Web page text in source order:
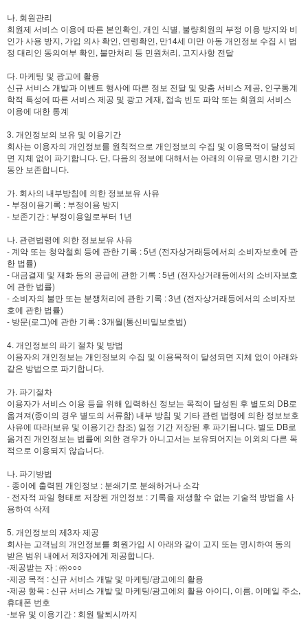
나. 회원관리
회원제 서비스 이용에 따른 본인확인, 개인 식별, 불량회원의 부정 이용 방지와 비
인가 사용 방지, 가입 의사 확인, 연령확인, 만14세 미만 아동 개인정보 수집 시 법
정 대리인 동의여부 확인, 불만처리 등 민원처리, 고지사항 전달
다. 마케팅 및 광고에 활용
신규 서비스 개발과 이벤트 행사에 따른 정보 전달 및 맞춤 서비스 제공, 인구통계
학적 특성에 따른 서비스 제공 및 광고 게재, 접속 빈도 파악 또는 회원의 서비스
이용에 대한 통계
3. 개인정보의 보유 및 이용기간
회사는 이용자의 개인정보를 원칙적으로 개인정보의 수집 및 이용목적이 달성되
면 지체 없이 파기합니다. 단, 다음의 정보에 대해서는 아래의 이유로 명시한 기간
동안 보존합니다.
가. 회사의 내부방침에 의한 정보보유 사유
- 부정이용기록 : 부정이용 방지
- 보존기간 : 부정이용일로부터 1년
나. 관련법령에 의한 정보보유 사유
- 계약 또는 청약철회 등에 관한 기록 : 5년 (전자상거래등에서의 소비자보호에 관
한 법률)
- 대금결제 및 재화 등의 공급에 관한 기록 : 5년 (전자상거래등에서의 소비자보호
에 관한 법률)
- 소비자의 불만 또는 분쟁처리에 관한 기록 : 3년 (전자상거래등에서의 소비자보
호에 관한 법률)
- 방문(로그)에 관한 기록 : 3개월(통신비밀보호법)
4. 개인정보의 파기 절차 및 방법
이용자의 개인정보는 개인정보의 수집 및 이용목적이 달성되면 지체 없이 아래와
같은 방법으로 파기합니다.
가. 파기절차
이용자가 서비스 이용 등을 위해 입력하신 정보는 목적이 달성된 후 별도의 DB로
옮겨져(종이의 경우 별도의 서류함) 내부 방침 및 기타 관련 법령에 의한 정보보호
사유에 따라(보유 및 이용기간 참조) 일정 기간 저장된 후 파기됩니다. 별도 DB로
옮겨진 개인정보는 법률에 의한 경우가 아니고서는 보유되어지는 이외의 다른 목
적으로 이용되지 않습니다.
나. 파기방법
- 종이에 출력된 개인정보 : 분쇄기로 분쇄하거나 소각
- 전자적 파일 형태로 저장된 개인정보 : 기록을 재생할 수 없는 기술적 방법을 사
용하여 삭제
5. 개인정보의 제3자 제공
회사는 고객님의 개인정보를 회원가입 시 아래와 같이 고지 또는 명시하여 동의
받은 범위 내에서 제3자에게 제공합니다.
-제공받는 자 : ㈜○○○
-제공 목적 : 신규 서비스 개발 및 마케팅/광고에의 활용
-제공 항목 : 신규 서비스 개발 및 마케팅/광고에의 활용 아이디, 이름, 이메일 주소,
휴대폰 번호
-보유 및 이용기간 : 회원 탈퇴시까지